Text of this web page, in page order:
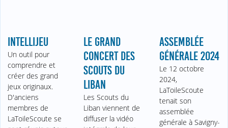
INTELLIJEU
Un outil pour
comprendre et
créer des grand
jeux originaux.
D'anciens
membres de
LaToileScoute se
LE GRAND
CONCERT DES
SCOUTS DU
LIBAN
Les Scouts du
Liban viennent de
diffuser la vidéo
ASSEMBLÉE
GÉNÉRALE 2024
Le 12 octobre
2024,
LaToileScoute
tenait son
assemblée
générale à Savigny-